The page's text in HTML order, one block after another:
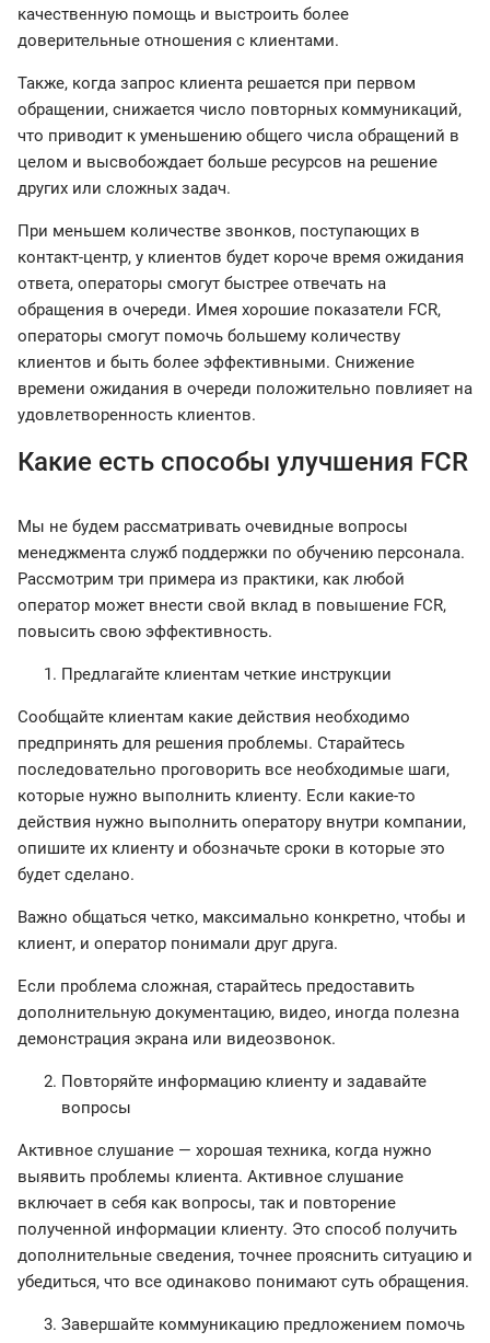
качественную помощь и выстроить более
доверительные отношения с клиентами.
Также, когда запрос клиента решается при первом
обращении, снижается число повторных коммуникаций,
что приводит к уменьшению общего числа обращений в
целом и высвобождает больше ресурсов на решение
других или сложных задач.
При меньшем количестве звонков, поступающих в
контакт-центр, у клиентов будет короче время ожидания
ответа, операторы смогут быстрее отвечать на
обращения в очереди. Имея хорошие показатели FCR,
операторы смогут помочь большему количеству
клиентов и быть более эффективными. Снижение
времени ожидания в очереди положительно повлияет на
удовлетворенность клиентов.
Какие есть способы улучшения FCR
Мы не будем рассматривать очевидные вопросы
менеджмента служб поддержки по обучению персонала.
Рассмотрим три примера из практики, как любой
оператор может внести свой вклад в повышение FCR,
повысить свою эффективность.
Предлагайте клиентам четкие инструкции
Сообщайте клиентам какие действия необходимо
предпринять для решения проблемы. Старайтесь
последовательно проговорить все необходимые шаги,
которые нужно выполнить клиенту. Если какие-то
действия нужно выполнить оператору внутри компании,
опишите их клиенту и обозначьте сроки в которые это
будет сделано.
Важно общаться четко, максимально конкретно, чтобы и
клиент, и оператор понимали друг друга.
Если проблема сложная, старайтесь предоставить
дополнительную документацию, видео, иногда полезна
демонстрация экрана или видеозвонок.
Повторяйте информацию клиенту и задавайте
вопросы
Активное слушание — хорошая техника, когда нужно
выявить проблемы клиента. Активное слушание
включает в себя как вопросы, так и повторение
полученной информации клиенту. Это способ получить
дополнительные сведения, точнее прояснить ситуацию и
убедиться, что все одинаково понимают суть обращения.
Завершайте коммуникацию предложением помочь